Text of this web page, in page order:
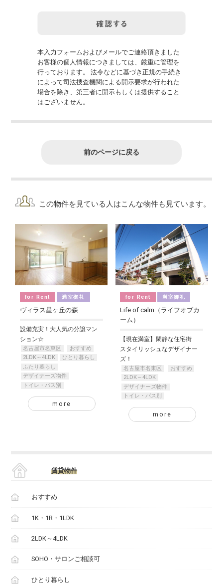
本入力フォームおよびメールでご連絡頂きました
お客様の個人情報につきましては、厳重に管理を
行っております。 法令などに基づき正規の手続き
によって司法捜査機関による開示要求が行われた
場合を除き、第三者に開示もしくは提供すること
はございません。
前のページに戻る
この物件を見ている人はこんな物件も見ています。
for Rent 満室御礼
ヴィラス星ヶ丘の森
設備充実！大人気の分譲マン
ション☆
名古屋市名東区
おすすめ
2LDK～4LDK
ひとり暮らし
ふたり暮らし
デザイナーズ物件
トイレ・バス別
more
for Rent 満室御礼
Life of calm（ライフオブカ
ーム）
【現在満室】閑静な住宅街
スタイリッシュなデザイナー
ズ！
名古屋市名東区
おすすめ
2LDK～4LDK
デザイナーズ物件
トイレ・バス別
more
賃貸物件
おすすめ
1K・1R・1LDK
2LDK～4LDK
SOHO・サロンご相談可
ひとり暮らし